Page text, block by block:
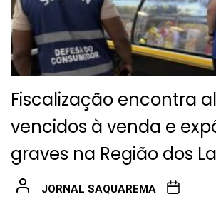
Fiscalização encontra
vencidos à venda e
graves na Região dos
JORNAL SAQUAREMA